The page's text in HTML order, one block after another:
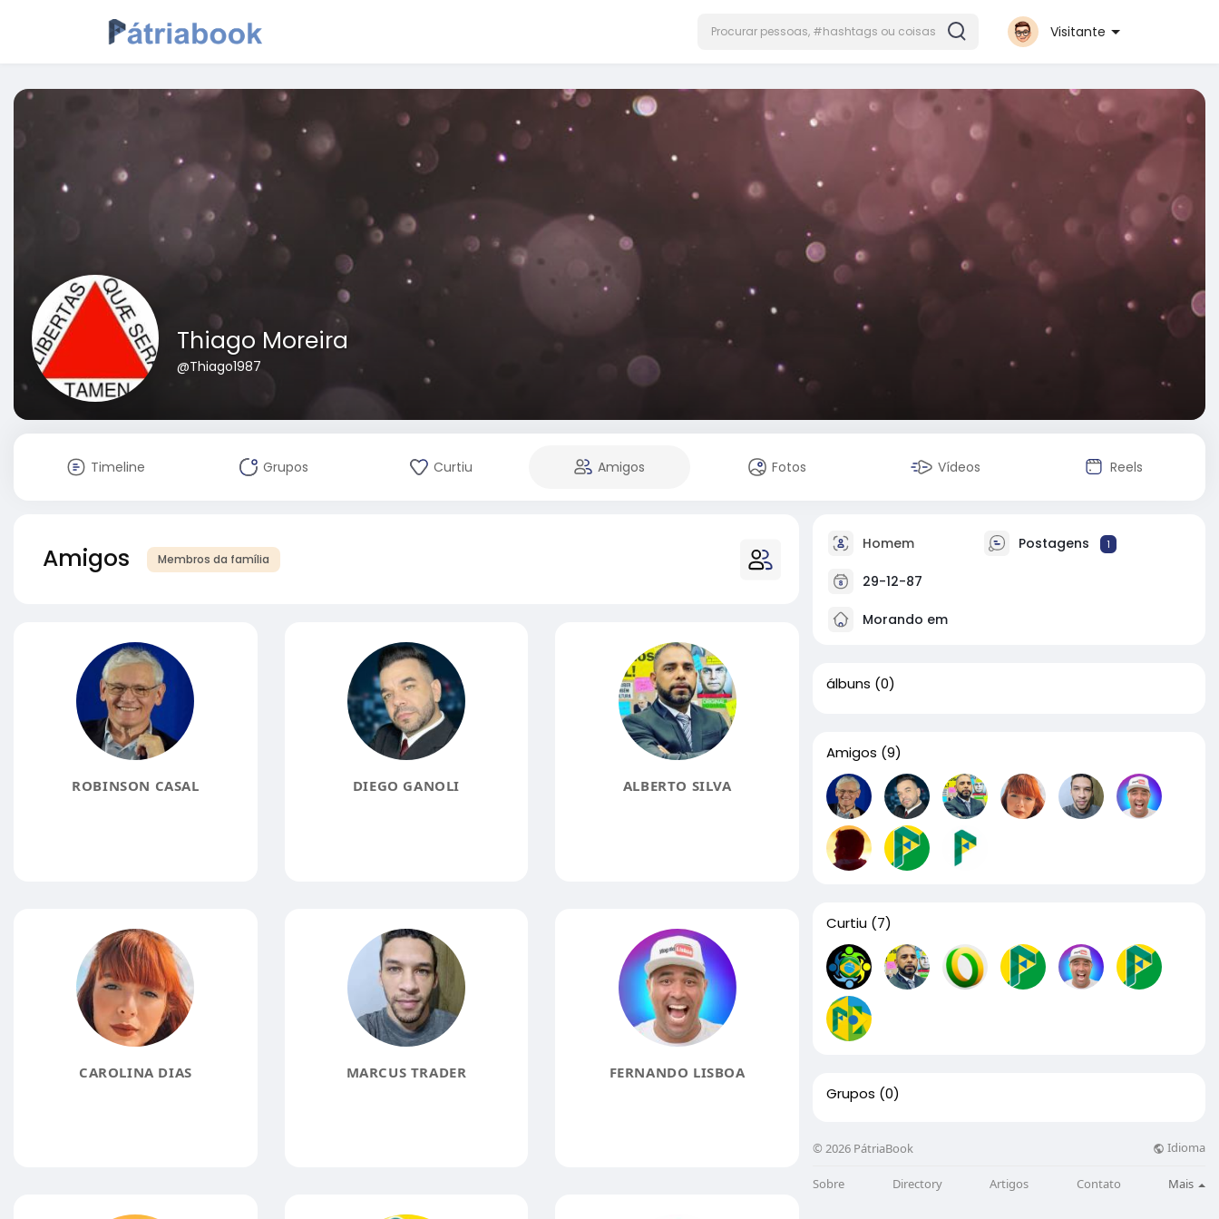
Visitante
Thiago Moreira
@Thiago1987
Timeline Grupos Curtiu Amigos Fotos Vídeos Reels
Amigos Membros da família
ROBINSON CASAL DIEGO GANOLI ALBERTO SILVA
CAROLINA DIAS MARCUS TRADER FERNANDO LISBOA
Homem Postagens 1
29-12-87
Morando em
álbuns (0)
Amigos (9)
Curtiu (7)
Grupos (0)
© 2026 PátriaBook Idioma
Sobre Directory Artigos Contato Mais